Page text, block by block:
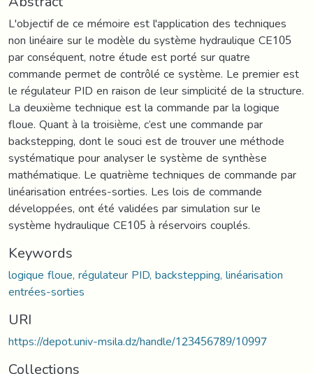
L'objectif de ce mémoire est l'application des techniques
non linéaire sur le modèle du système hydraulique CE105
par conséquent, notre étude est porté sur quatre
commande permet de contrôlé ce système. Le premier est
le régulateur PID en raison de leur simplicité de la structure.
La deuxième technique est la commande par la logique
floue. Quant à la troisième, c’est une commande par
backstepping, dont le souci est de trouver une méthode
systématique pour analyser le système de synthèse
mathématique. Le quatrième techniques de commande par
linéarisation entrées-sorties. Les lois de commande
développées, ont été validées par simulation sur le
système hydraulique CE105 à réservoirs couplés.
Keywords
logique floue, régulateur PID, backstepping, linéarisation
entrées-sorties
URI
https://depot.univ-msila.dz/handle/123456789/10997